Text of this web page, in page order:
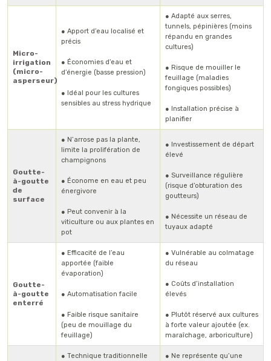
Micro-
irrigation
(micro-
asperseur)
● Apport d’eau localisé et
précis
● Économies d’eau et
d’énergie (basse pression)
● Idéal pour les cultures
sensibles au stress hydrique
● Adapté aux serres,
tunnels, pépinières (moins
répandu en grandes
cultures)
● Risque de mouiller le
feuillage (maladies
fongiques possibles)
● Installation précise à
planifier
Goutte-
à-goutte
de
surface
● N’arrose pas la plante,
limite la prolifération de
champignons
● Économe en eau et peu
énergivore
● Peut convenir à la
viticulture ou aux plantes en
pot
● Investissement de départ
élevé
● Surveillance régulière
(risque d’obturation des
goutteurs)
● Nécessite un réseau de
tuyaux adapté
Goutte-
à-goutte
enterré
● Efficacité de l’eau
apportée (faible
évaporation)
● Automatisation facile
● Faible risque sanitaire
(peu de mouillage du
feuillage)
● Vulnérable au colmatage
du réseau
● Coûts d’installation
élevés
● Plutôt réservé aux cultures
à forte valeur ajoutée (ex.
maraîchage, arboriculture)
● Technique traditionnelle
● Ne représente qu’une